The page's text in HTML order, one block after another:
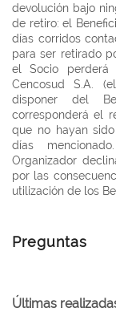
devolución bajo
de retiro: el
días corridos
para ser retirado
el Socio
Cencosud S.A.
disponer del
corresponderá el
que no hayan
días
Organizador
por las
utilización de los
Preguntas
Últimas